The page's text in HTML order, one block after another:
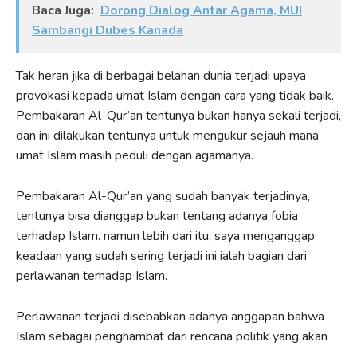
Baca Juga: Dorong Dialog Antar Agama, MUI
Sambangi Dubes Kanada
Tak heran jika di berbagai belahan dunia terjadi upaya
provokasi kepada umat Islam dengan cara yang tidak baik.
Pembakaran Al-Qur’an tentunya bukan hanya sekali terjadi,
dan ini dilakukan tentunya untuk mengukur sejauh mana
umat Islam masih peduli dengan agamanya.
Pembakaran Al-Qur’an yang sudah banyak terjadinya,
tentunya bisa dianggap bukan tentang adanya fobia
terhadap Islam. namun lebih dari itu, saya menganggap
keadaan yang sudah sering terjadi ini ialah bagian dari
perlawanan terhadap Islam.
Perlawanan terjadi disebabkan adanya anggapan bahwa
Islam sebagai penghambat dari rencana politik yang akan